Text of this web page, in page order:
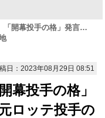
「開幕投手の格」発言…
日：2023年08月29日 08:51
幕投手の格」
ロッテ投手の